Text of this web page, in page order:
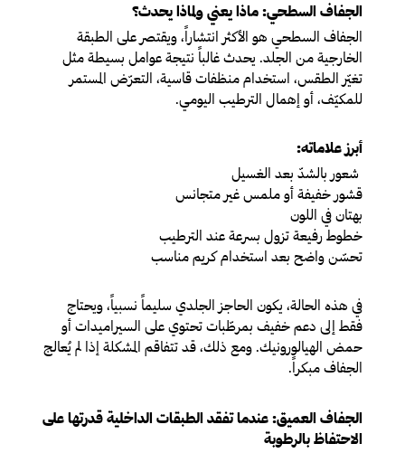
الجفاف السطحي: ماذا يعني ولماذا يحدث؟
الجفاف السطحي هو الأكثر انتشاراً، ويقتصر على الطبقة
الخارجية من الجلد. يحدث غالباً نتيجة عوامل بسيطة مثل
تغيّر الطقس، استخدام منظفات قاسية، التعرّض المستمر
للمكيّف، أو إهمال الترطيب اليومي.
أبرز علاماته:
شعور بالشدّ بعد الغسيل
قشور خفيفة أو ملمس غير متجانس
بهتان في اللون
خطوط رفيعة تزول بسرعة عند الترطيب
تحسّن واضح بعد استخدام كريم مناسب
في هذه الحالة، يكون الحاجز الجلدي سليماً نسبياً، ويحتاج
فقط إلى دعم خفيف بمرطّبات تحتوي على السيراميدات أو
حمض الهيالورونيك. ومع ذلك، قد تتفاقم المشكلة إذا لم يُعالج
الجفاف مبكراً.
الجفاف العميق: عندما تفقد الطبقات الداخلية قدرتها على
الاحتفاظ بالرطوبة